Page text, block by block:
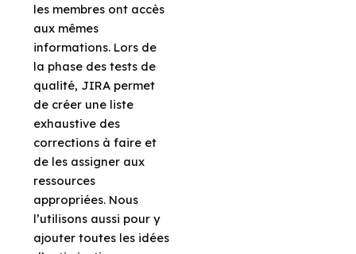
les membres ont accès
aux mêmes
informations. Lors de
la phase des tests de
qualité, JIRA permet
de créer une liste
exhaustive des
corrections à faire et
de les assigner aux
ressources
appropriées. Nous
l’utilisons aussi pour y
ajouter toutes les idées